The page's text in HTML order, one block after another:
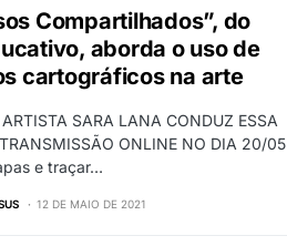
Compartilhados”, do
aborda o uso de
cartográficos na arte
SARA LANA CONDUZ ESSA
ONLINE NO DIA 20/05
e traçar…
12 DE MAIO DE 2021